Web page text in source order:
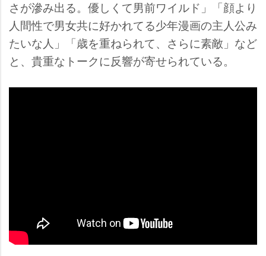
さが滲み出る。優しくて男前ワイルド」「顔より
人間性で男女共に好かれてる少年漫画の主人公み
たいな人」「歳を重ねられて、さらに素敵」など
と、貴重なトークに反響が寄せられている。